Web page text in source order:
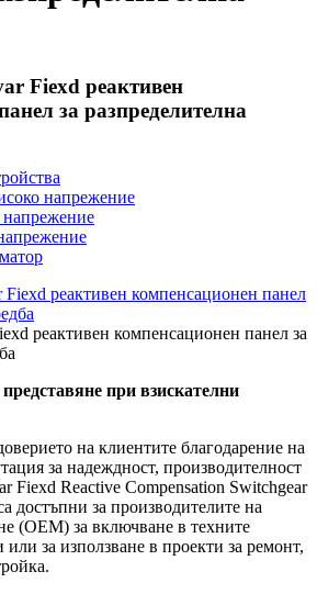
Fiexd реактивен
за разпределителна
напрежение
напрежение
реактивен компенсационен панел за
при взискателни
на клиентите благодарение на
за надеждност, производителност
Fiexd Reactive Compensation Switchgear
достъпни за производителите на
(OEM) за включване в техните
за използване в проекти за ремонт,